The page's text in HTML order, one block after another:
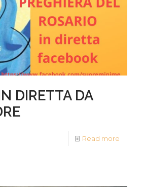
DIRETTA DA
Read more